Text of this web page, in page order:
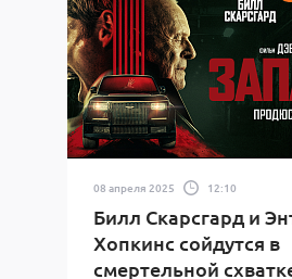
08 апреля 2025 12:10
Билл Скарсгард и
Хопкинс сойдутся в
смертельной